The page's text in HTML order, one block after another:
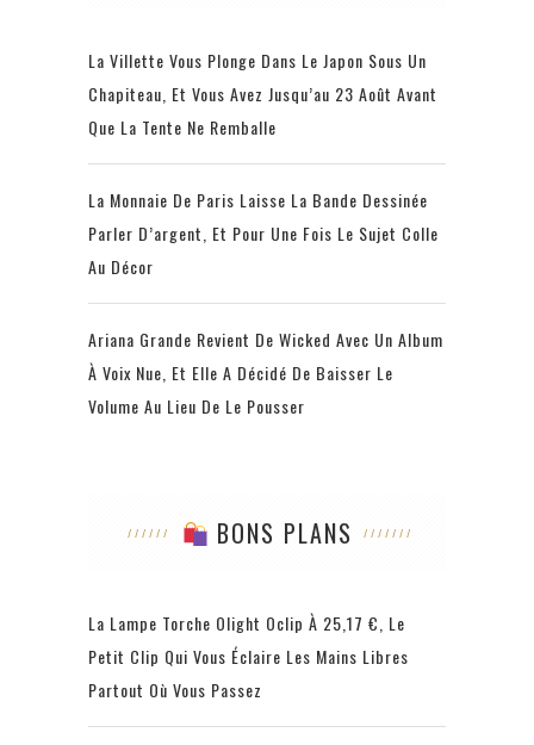
La Villette Vous Plonge Dans Le Japon Sous Un
Chapiteau, Et Vous Avez Jusqu’au 23 Août Avant
Que La Tente Ne Remballe
La Monnaie De Paris Laisse La Bande Dessinée
Parler D’argent, Et Pour Une Fois Le Sujet Colle
Au Décor
Ariana Grande Revient De Wicked Avec Un Album
À Voix Nue, Et Elle A Décidé De Baisser Le
Volume Au Lieu De Le Pousser
BONS PLANS
La Lampe Torche Olight Oclip À 25,17 €, Le
Petit Clip Qui Vous Éclaire Les Mains Libres
Partout Où Vous Passez